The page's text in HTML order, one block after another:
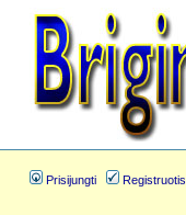
Prisijungti Registruotis